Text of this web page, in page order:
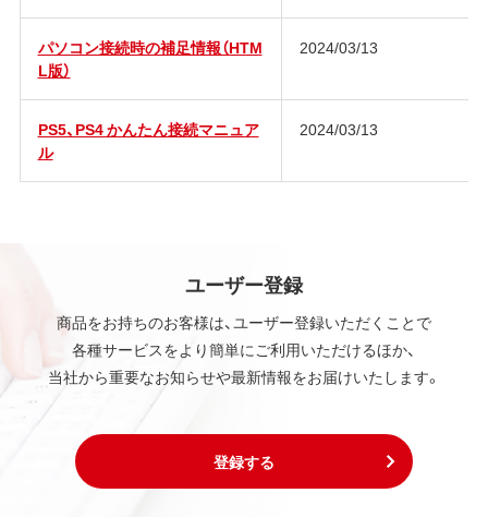
パソコン接続時の補足情報（HTM
L版）
2024/03/13
PS5、PS4 かんたん接続マニュア
ル
2024/03/13
ユーザー登録
商品をお持ちのお客様は、ユーザー登録いただくことで
各種サービスをより簡単にご利用いただけるほか、
当社から重要なお知らせや最新情報をお届けいたします。
登録する